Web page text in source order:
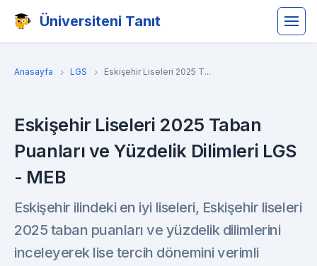
Üniversiteni Tanıt
Anasayfa LGS Eskişehir Liseleri 2025 T...
Eskişehir Liseleri 2025 Taban
Puanları ve Yüzdelik Dilimleri LGS
- MEB
Eskişehir ilindeki en iyi liseleri, Eskişehir liseleri
2025 taban puanları ve yüzdelik dilimlerini
inceleyerek lise tercih dönemini verimli